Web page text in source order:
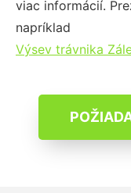
viac informácií.
napríklad
Výsev trávnika